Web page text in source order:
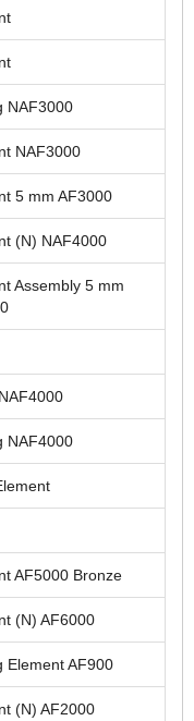
NAF3000
NAF3000
5 mm AF3000
(N) NAF4000
Assembly 5 mm
NAF4000
AF5000 Bronze
(N) AF6000
Element AF900
(N) AF2000